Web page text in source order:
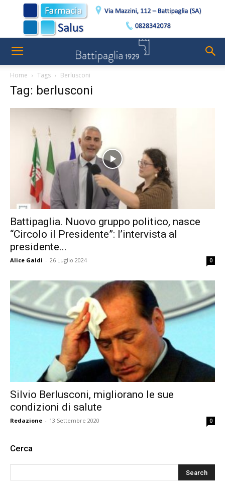
Home Tags Berlusconi
Tag: berlusconi
Battipaglia. Nuovo gruppo politico, nasce
“Circolo il Presidente”: l’intervista al
presidente...
Alice Galdi - 26 Luglio 2024 0
Silvio Berlusconi, migliorano le sue
condizioni di salute
Redazione - 13 Settembre 2020 0
Cerca